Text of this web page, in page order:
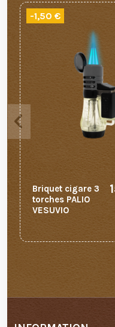
-1,50 €
Briquet cigare 3
torches PALIO
VESUVIO